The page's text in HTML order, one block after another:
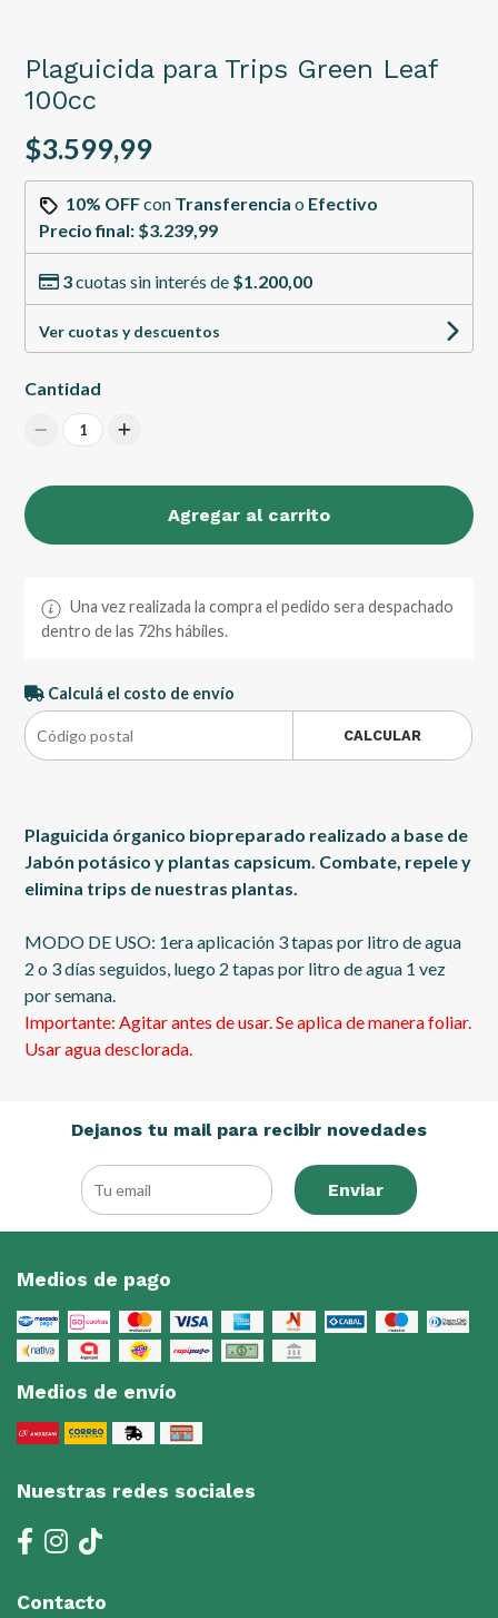
Plaguicida para Trips Green Leaf
100cc
$3.599,99
10% OFFcon Transferencia o Efectivo
Precio final: $3.239,99
3cuotas sin interés de $1.200,00
Ver cuotas y descuentos
Cantidad
1
Agregar al carrito
Una vez realizada la compra el pedido sera despachado
dentro de las 72hs hábiles.
Calculá el costo de envío
CALCULAR
Plaguicida órganico biopreparado realizado a base de
Jabón potásico y plantas capsicum. Combate, repele y
elimina trips de nuestras plantas.
MODO DE USO: 1era aplicación 3 tapas por litro de agua
2 o 3 días seguidos, luego 2 tapas por litro de agua 1 vez
por semana.
Importante: Agitar antes de usar. Se aplica de manera foliar.
Usar agua desclorada.
Dejanos tu mail para recibir novedades
Enviar
Medios de pago
Medios de envío
Nuestras redes sociales
Contacto